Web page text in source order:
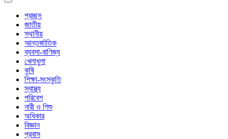
Toggle
navigation
প্রচ্ছদ
জাতীয়
স্থানীয়
আন্তর্জাতিক
ব্যবসা-বাণিজ্য
খেলাধুলা
কৃষি
শিক্ষা-সংস্কৃতি
স্বাস্থ্য
পরিবেশ
নারী ও শিশু
অধিকার
বিজ্ঞান
প্রবাস